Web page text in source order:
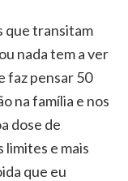
que transitam
nada tem a ver
faz pensar 50
na família e nos
dose de
limites e mais
que eu